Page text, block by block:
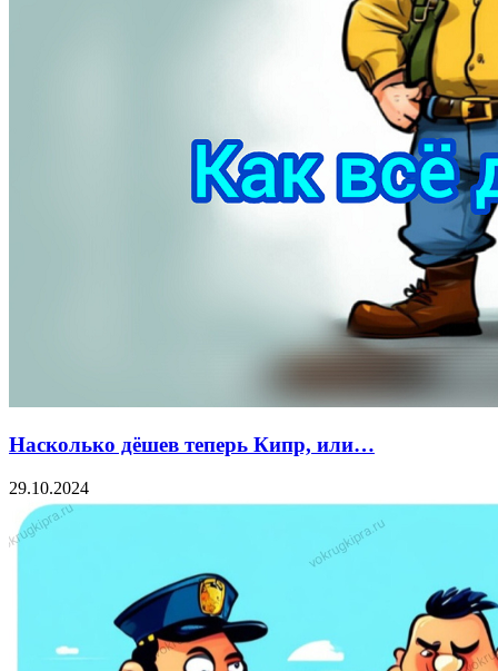
Насколько дёшев теперь Кипр, или…
29.10.2024